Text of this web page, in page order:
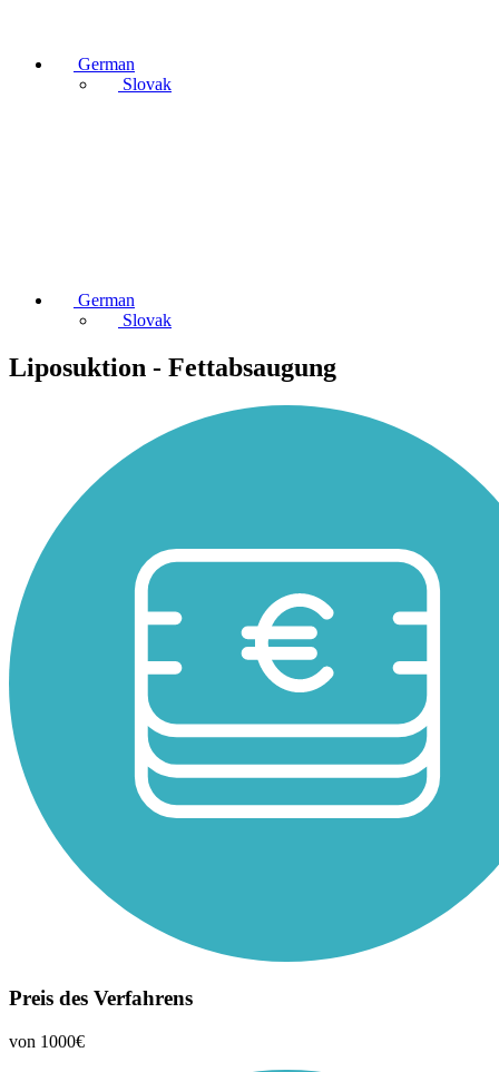
German
Slovak
German
Slovak
Liposuktion - Fettabsaugung
Preis des Verfahrens
von 1000€